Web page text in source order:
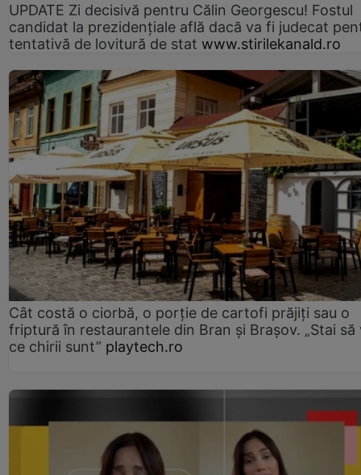
UPDATE Zi decisivă pentru Călin Georgescu! Fostul
candidat la prezidențiale află dacă va fi judecat
tentativă de lovitură de stat www.stirilekanald.ro
Cât costă o ciorbă, o porţie de cartofi prăjiţi sau o
friptură în restaurantele din Bran şi Braşov. „Stai să
ce chirii sunt” playtech.ro